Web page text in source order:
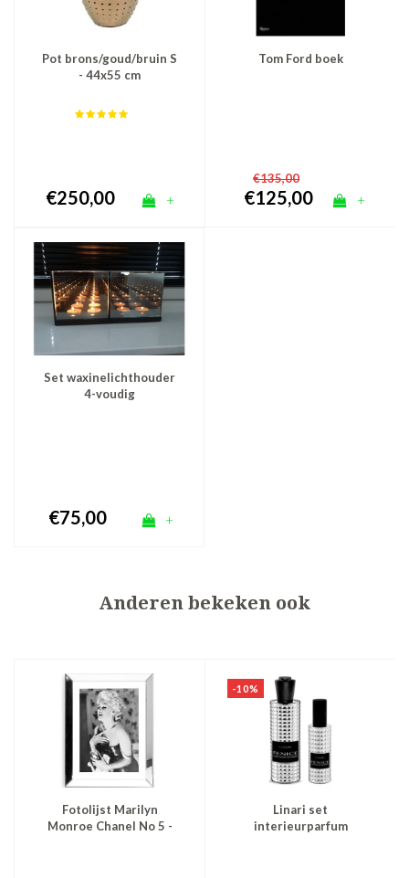
Pot brons/goud/bruin S
- 44x55 cm
€250,00 +
Tom Ford boek
€135,00
€125,00 +
Set waxinelichthouder
4-voudig
€75,00 +
Anderen bekeken ook
Fotolijst Marilyn
Monroe Chanel No 5 -
-10%
Linari set
interieurparfum